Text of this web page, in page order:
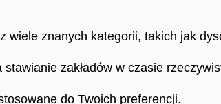
wiele znanych kategorii, takich jak
zakładów w czasie
do Twoich preferencji.